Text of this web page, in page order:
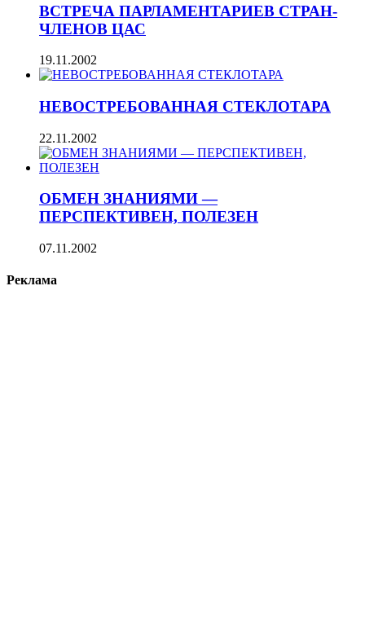
ВСТРЕЧА ПАРЛАМЕНТАРИЕВ СТРАН-
ЧЛЕНОВ ЦАС
19.11.2002
НЕВОСТРЕБОВАННАЯ СТЕКЛОТАРА
22.11.2002
ОБМЕН ЗНАНИЯМИ —
ПЕРСПЕКТИВЕН, ПОЛЕЗЕН
07.11.2002
Реклама